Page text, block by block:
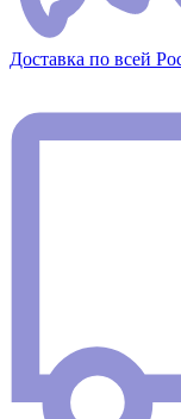
Доставка по всей